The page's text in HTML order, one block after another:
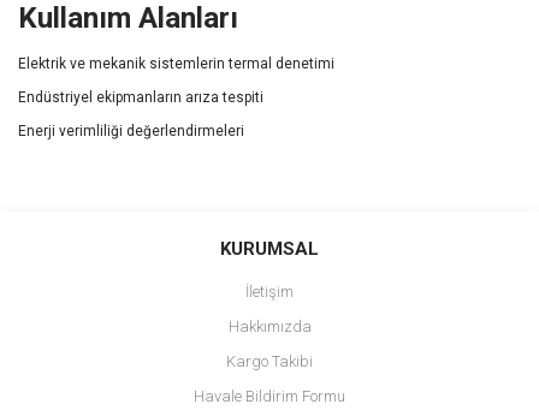
Kullanım Alanları
Elektrik ve mekanik sistemlerin termal denetimi
Endüstriyel ekipmanların arıza tespiti
Enerji verimliliği değerlendirmeleri
Bu ürüne ilk yorumu siz yapın!
Ürün resmi kalitesiz, bozuk veya görüntülenemiyor.
Ürün açıklamasında eksik bilgiler bulunuyor.
Ürün bilgilerinde hatalar bulunuyor.
KURUMSAL
İletişim
Hakkımızda
Kargo Takibi
Havale Bildirim Formu